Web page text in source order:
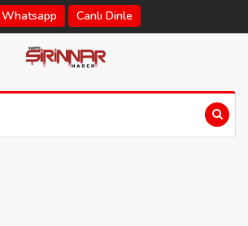
Whatsapp Canlı Dinle